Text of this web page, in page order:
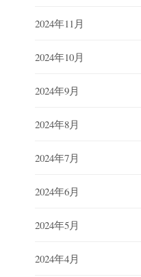
2024年11月
2024年10月
2024年9月
2024年8月
2024年7月
2024年6月
2024年5月
2024年4月